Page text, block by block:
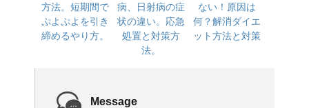
方法。短期間で
ぷよぷよを引き
締めるやり方。
病、日射病の症
状の違い。応急
処置と対策方
法。
ない！原因は
何？解消ダイエ
ット方法と対策
Message